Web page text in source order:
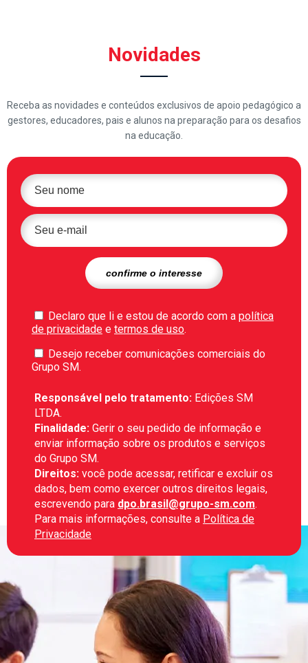
Novidades
Receba as novidades e conteúdos exclusivos de apoio pedagógico a
gestores, educadores, pais e alunos na preparação para os desafios
na educação.
Declaro que li e estou de acordo com a política
de privacidade e termos de uso.
Desejo receber comunicações comerciais do
Grupo SM.
Responsável pelo tratamento: Edições SM
LTDA.
Finalidade: Gerir o seu pedido de informação e
enviar informação sobre os produtos e serviços
do Grupo SM.
Direitos: você pode acessar, retificar e excluir os
dados, bem como exercer outros direitos legais,
escrevendo para dpo.brasil@grupo-sm.com.
Para mais informações, consulte a Política de
Privacidade